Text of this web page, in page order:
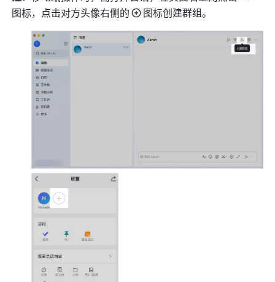
图标，点击对方头像右侧的
图标创建群组。